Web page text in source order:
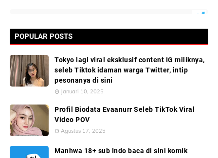
POPULAR POSTS
Tokyo lagi viral eksklusif content IG miliknya,
seleb Tiktok idaman warga Twitter, intip
pesonanya di sini
Januari 10, 2025
Profil Biodata Evaanurr Seleb TikTok Viral
Video POV
Agustus 17, 2025
Manhwa 18+ sub Indo baca di sini komik